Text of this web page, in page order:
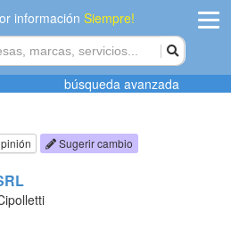
informaciónSiempre!
Agregar
búsqueda avanzada
Sugerir cambio